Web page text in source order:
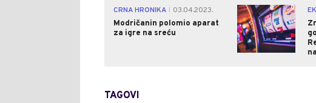
CRNA HRONIKA
03.04.2023.
Modričanin polomio aparat
za igre na sreću
0
TAGOVI